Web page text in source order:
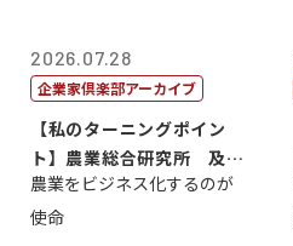
2026.07.28
企業家倶楽部アーカイブ
【私のターニングポイン
ト】農業総合研究所 及川
智正
農業をビジネス化するのが
使命